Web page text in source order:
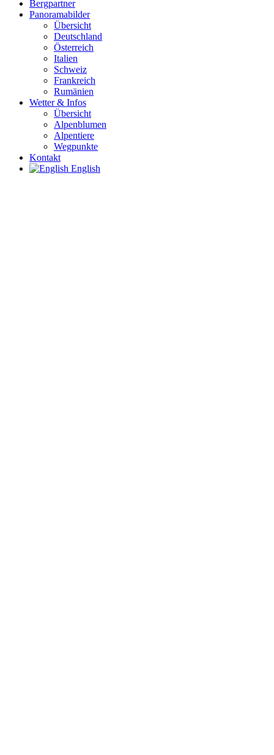
Bergpartner
Panoramabilder
Übersicht
Deutschland
Österreich
Italien
Schweiz
Frankreich
Rumänien
Wetter & Infos
Übersicht
Alpenblumen
Alpentiere
Wegpunkte
Kontakt
English